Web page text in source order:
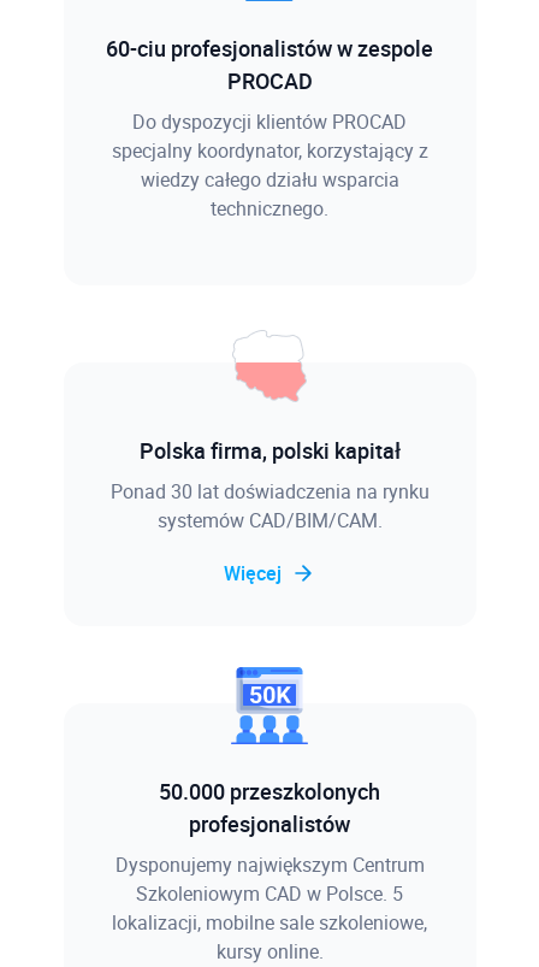
60-ciu profesjonalistów w zespole
PROCAD
Do dyspozycji klientów PROCAD
specjalny koordynator, korzystający z
wiedzy całego działu wsparcia
technicznego.
Polska firma, polski kapitał
Ponad 30 lat doświadczenia na rynku
systemów CAD/BIM/CAM.
Więcej
50.000 przeszkolonych
profesjonalistów
Dysponujemy największym Centrum
Szkoleniowym CAD w Polsce. 5
lokalizacji, mobilne sale szkoleniowe,
kursy online.